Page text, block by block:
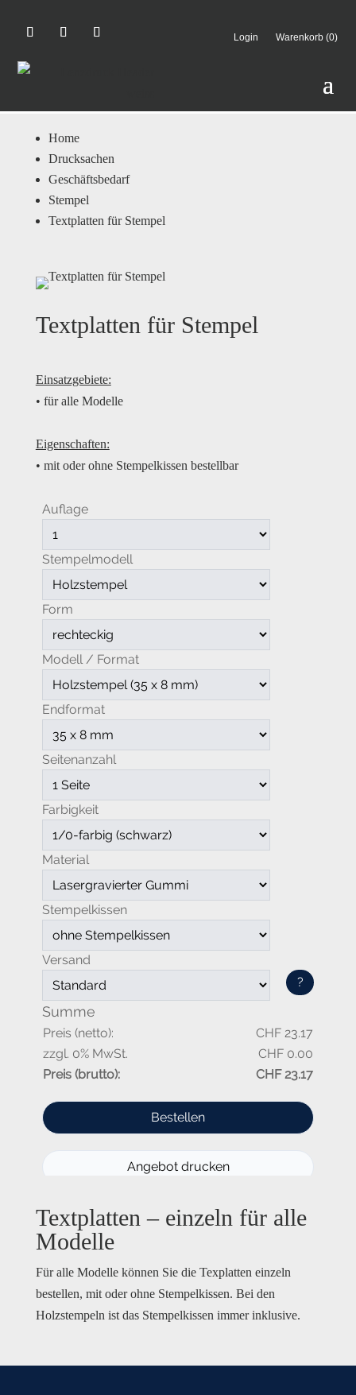
Login Warenkorb (0)
Home
Drucksachen
Geschäftsbedarf
Stempel
Textplatten für Stempel
Textplatten für Stempel
Einsatzgebiete:
• für alle Modelle
Eigenschaften:
• mit oder ohne Stempelkissen bestellbar
Textplatten – einzeln für alle
Modelle
Für alle Modelle können Sie die Texplatten einzeln
bestellen, mit oder ohne Stempelkissen. Bei den
Holzstempeln ist das Stempelkissen immer inklusive.